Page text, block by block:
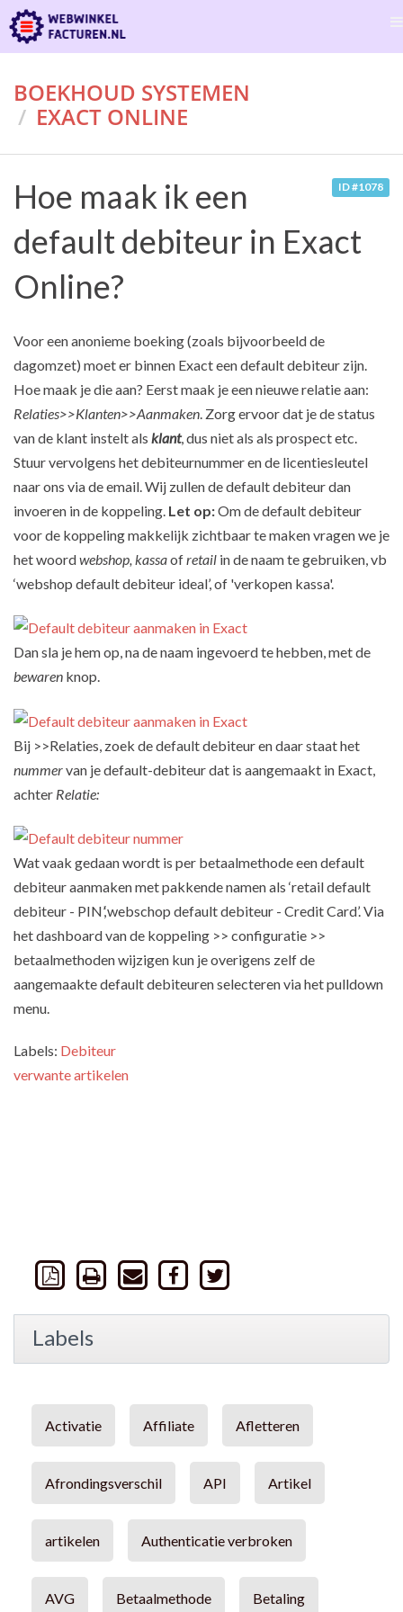
BOEKHOUD SYSTEMEN
EXACT ONLINE
ID #1078
Hoe maak ik een
default debiteur in Exact
Online?
Voor een anonieme boeking (zoals bijvoorbeeld de
dagomzet) moet er binnen Exact een default debiteur zijn.
Hoe maak je die aan? Eerst maak je een nieuwe relatie aan:
Relaties>>Klanten>>Aanmaken. Zorg ervoor dat je de status
van de klant instelt als klant, dus niet als als prospect etc.
Stuur vervolgens het debiteurnummer en de licentiesleutel
naar ons via de email. Wij zullen de default debiteur dan
invoeren in de koppeling. Let op:Om de default debiteur
voor de koppeling makkelijk zichtbaar te maken vragen we je
het woordwebshop, kassaofretail in de naam te gebruiken, vb
‘webshop default debiteur ideal’, of 'verkopen kassa'.
Dan sla je hem op, na de naam ingevoerd te hebben, met de
bewaren knop.
Bij >>Relaties, zoek de default debiteur en daar staat het
nummervan je default-debiteur dat is aangemaakt in Exact,
achter Relatie:
Wat vaak gedaan wordt is per betaalmethode een default
debiteur aanmaken met pakkende namen als ‘retail default
debiteur - PIN’,‘webschop default debiteur - Credit Card’. Via
het dashboard van de koppeling >> configuratie >>
betaalmethoden wijzigen kun je overigens zelf de
aangemaakte default debiteuren selecteren via het pulldown
menu.
Labels: Debiteur
verwante artikelen
Labels
Activatie Affiliate Afletteren
Afrondingsverschil API Artikel
artikelen Authenticatie verbroken
AVG Betaalmethode Betaling